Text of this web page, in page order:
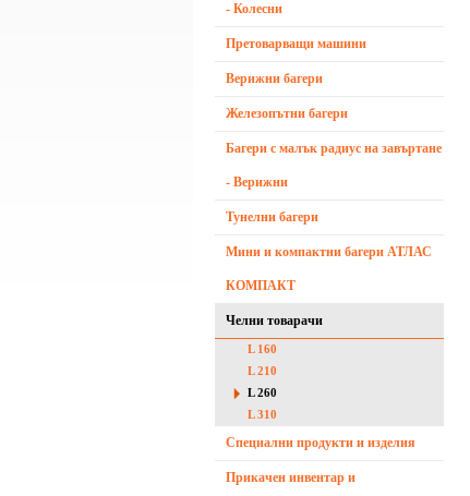
- Колесни
Претоварващи машини
Верижни багери
Железопътни багери
Багери с малък радиус на завъртане
- Верижни
Тунелни багери
Мини и компактни багери АТЛАС
КОМПАКТ
Челни товарачи
L 160
L 210
L 260
L 310
Специални продукти и изделия
Прикачен инвентар и